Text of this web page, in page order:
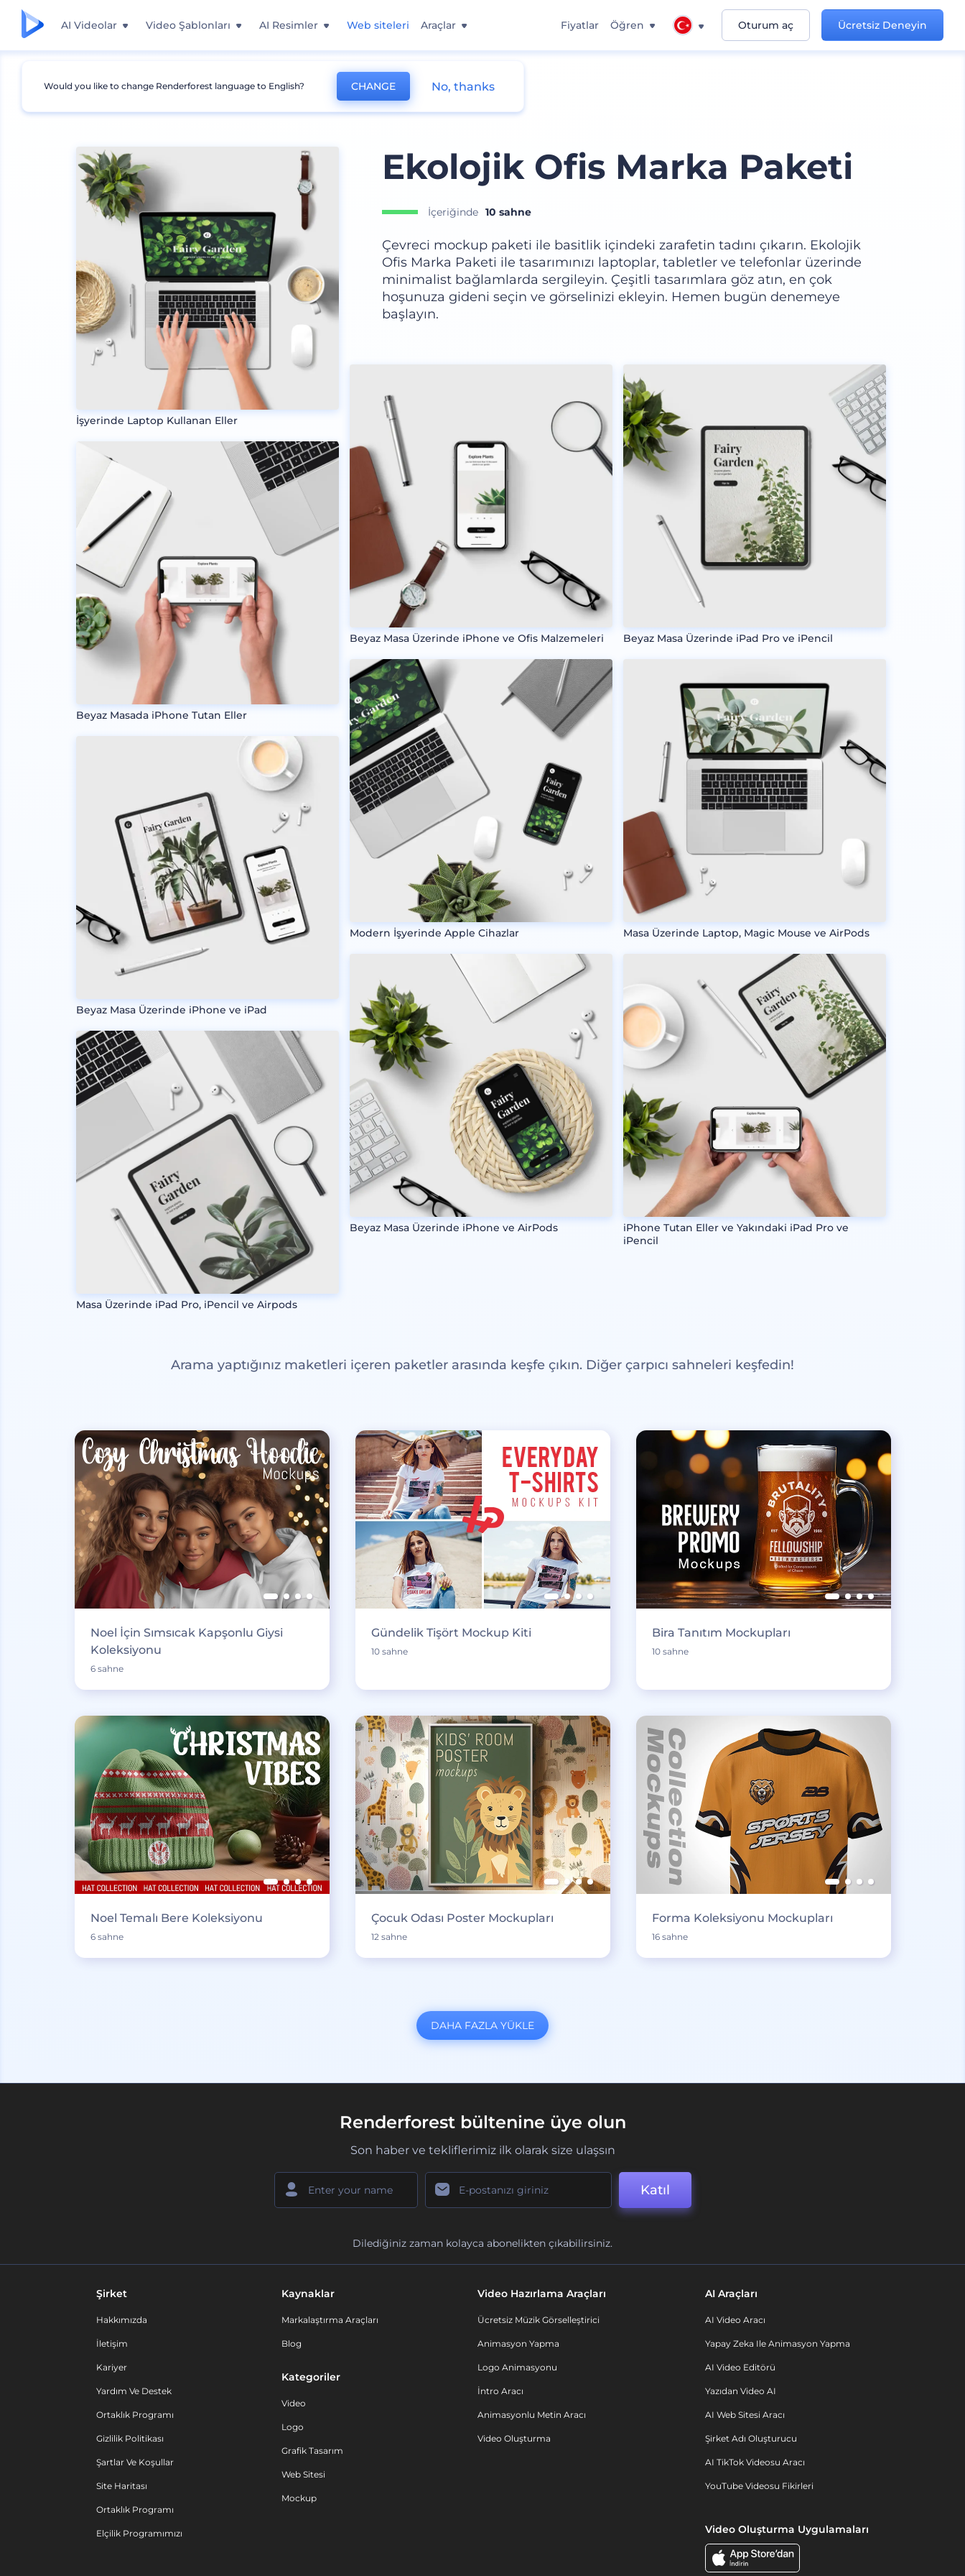
AI Videolar Video Şablonları AI Resimler Web siteleri Araçlar Fiyatlar Öğren Oturum aç Ücretsiz Deneyin
Mockuplar Cihazlar Laptop Mockup
İşyerinde Laptop Kullanan Eller
Beyaz Masada iPhone Tutan Eller
Beyaz Masa Üzerinde iPhone ve iPad
Masa Üzerinde iPad Pro, iPencil ve Airpods
Ekolojik Ofis Marka Paketi
İçeriğinde 10 sahne
Çevreci mockup paketi ile basitlik içindeki zarafetin tadını çıkarın. Ekolojik
Ofis Marka Paketi ile tasarımınızı laptoplar, tabletler ve telefonlar üzerinde
minimalist bağlamlarda sergileyin. Çeşitli tasarımlara göz atın, en çok
hoşunuza gideni seçin ve görselinizi ekleyin. Hemen bugün denemeye
başlayın.
Beyaz Masa Üzerinde iPhone ve Ofis Malzemeleri
Modern İşyerinde Apple Cihazlar
Beyaz Masa Üzerinde iPhone ve AirPods
Beyaz Masa Üzerinde iPad Pro ve iPencil
Masa Üzerinde Laptop, Magic Mouse ve AirPods
iPhone Tutan Eller ve Yakındaki iPad Pro ve
iPencil
Arama yaptığınız maketleri içeren paketler arasında keşfe çıkın. Diğer çarpıcı sahneleri keşfedin!
Noel İçin Sımsıcak Kapşonlu Giysi
Koleksiyonu
6 sahne
Gündelik Tişört Mockup Kiti
10 sahne
Bira Tanıtım Mockupları
10 sahne
Noel Temalı Bere Koleksiyonu
6 sahne
Çocuk Odası Poster Mockupları
12 sahne
Forma Koleksiyonu Mockupları
16 sahne
DAHA FAZLA YÜKLE
Renderforest bültenine üye olun
Son haber ve tekliflerimiz ilk olarak size ulaşsın
Katıl
Dilediğiniz zaman kolayca abonelikten çıkabilirsiniz.
Şirket
Hakkımızda
İletişim
Kariyer
Yardım Ve Destek
Ortaklık Programı
Gizlilik Politikası
Şartlar Ve Koşullar
Site Haritası
Ortaklık Programı
Elçilik Programımızı
Kaynaklar
Markalaştırma Araçları
Blog
Kategoriler
Video
Logo
Grafik Tasarım
Web Sitesi
Mockup
Video Hazırlama Araçları
Ücretsiz Müzik Görselleştirici
Animasyon Yapma
Logo Animasyonu
İntro Aracı
Animasyonlu Metin Aracı
Video Oluşturma
AI Araçları
AI Video Aracı
Yapay Zeka Ile Animasyon Yapma
AI Video Editörü
Yazıdan Video AI
AI Web Sitesi Aracı
Şirket Adı Oluşturucu
AI TikTok Videosu Aracı
YouTube Videosu Fikirleri
Video Oluşturma Uygulamaları
Would you like to change Renderforest language to English? CHANGE No, thanks